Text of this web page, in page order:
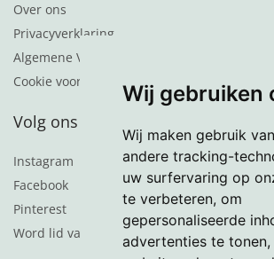
Wij gebruiken
Wij maken gebruik
andere tracking-
uw surfervaring op
te verbeteren, om
gepersonaliseerde
advertenties te tonen,
Over ons
Privacyverklaring
Algemene Voorwaarden
Cookie voorkeuren
Volg ons
Instagram
Facebook
Pinterest
Word lid van de nieuwsbrief